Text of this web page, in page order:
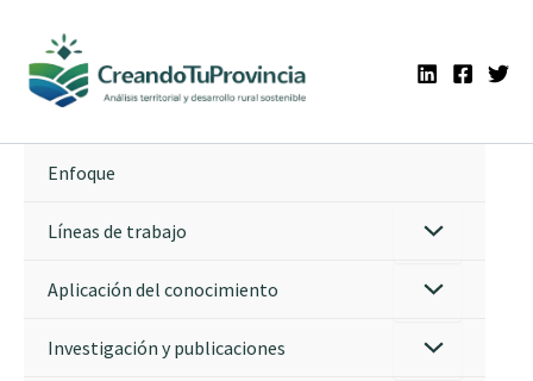
contenido
Enfoque
Líneas de trabajo
Aplicación del conocimiento
Investigación y publicaciones